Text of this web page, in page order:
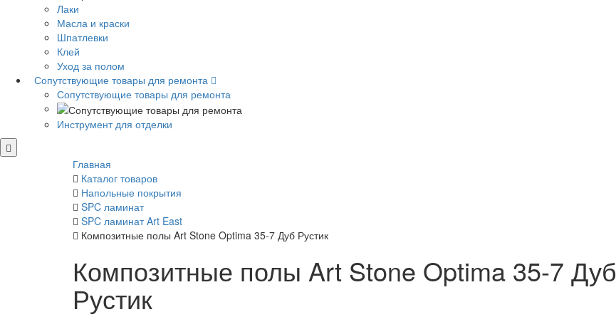
Лаки
Масла и краски
Шпатлевки
Клей
Уход за полом
Сопутствующие товары для ремонта
Сопутствующие товары для ремонта
Инструмент для отделки
Главная
Каталог товаров
Напольные покрытия
SPC ламинат
SPC ламинат Art East
Композитные полы Art Stone Optima 35-7 Дуб Рустик
Композитные полы Art Stone Optima 35-7 Дуб
Рустик